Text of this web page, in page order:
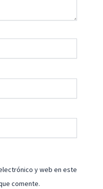
y web en este
comente.